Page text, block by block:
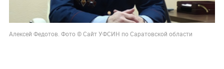
Алексей Федотов. Фото © Сайт УФСИН по Саратовской области